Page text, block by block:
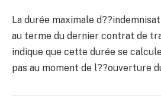
La durée maximale
au terme du dernier contrat de
indique que cette durée se
pas au moment de l??ouverture